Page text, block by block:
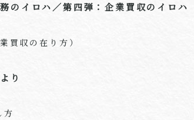
のイロハ／第四弾：企業買収のイロハ
買収の在り方）
り
方